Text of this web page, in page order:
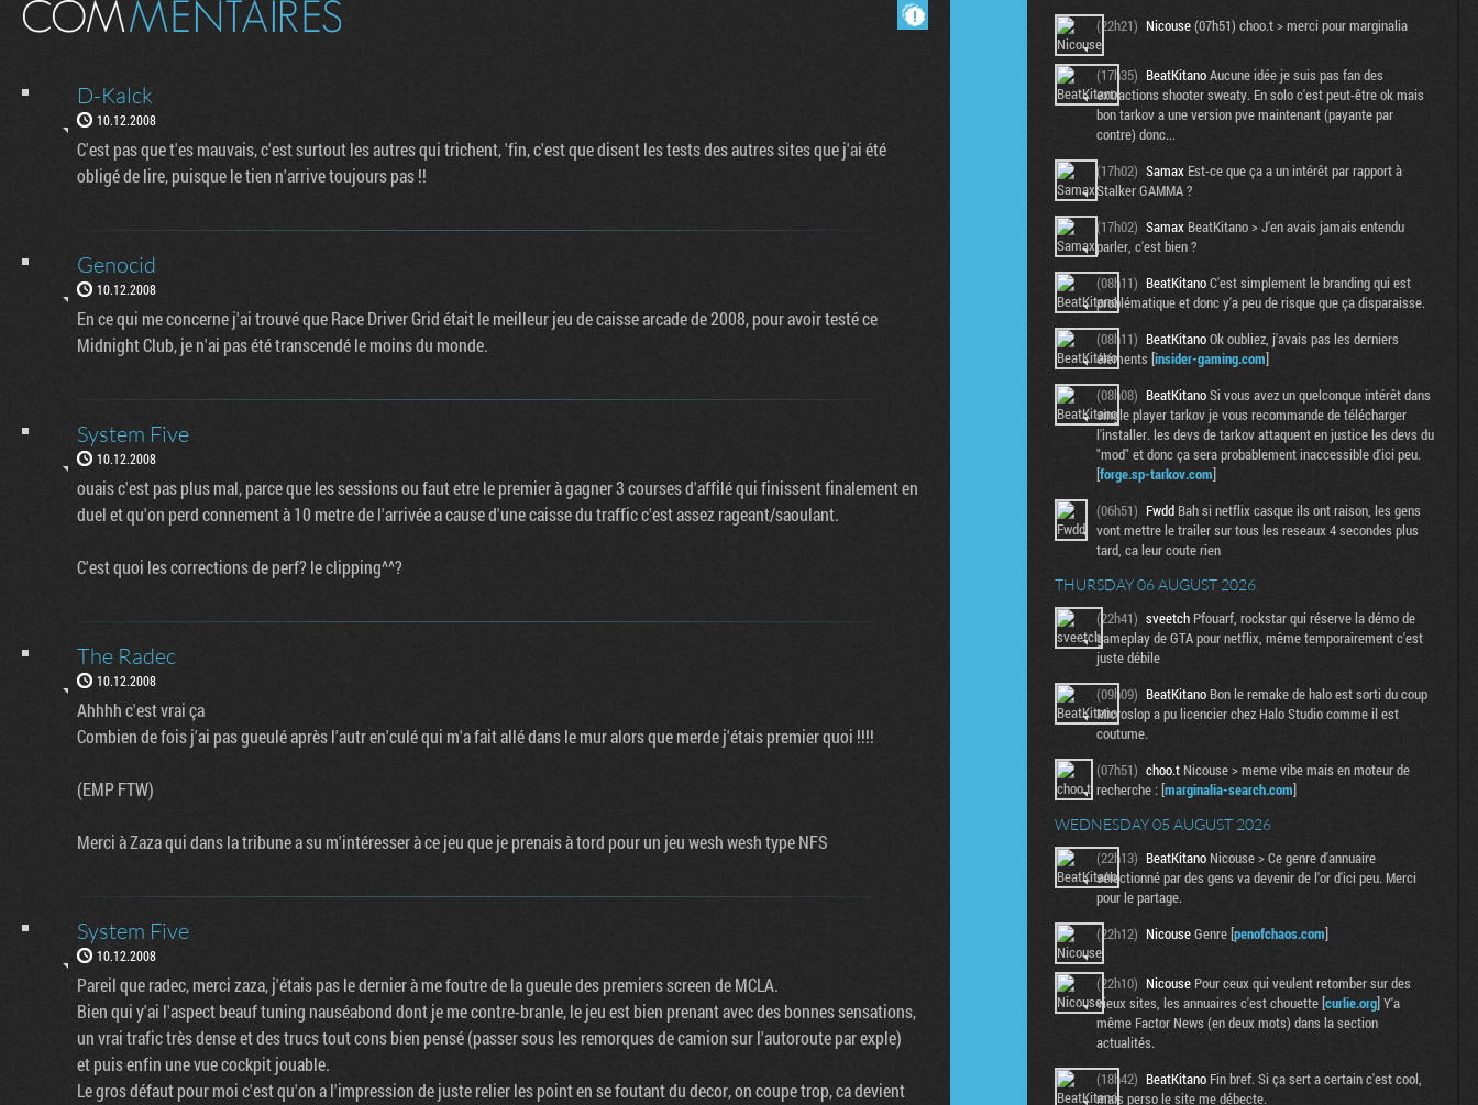
D-Kalck
10.12.2008
C'est pas que t'es mauvais, c'est surtout les autres qui trichent, 'fin, c'est que disent les tests des autres sites que j'ai été
obligé de lire, puisque le tien n'arrive toujours pas !!
Genocid
10.12.2008
En ce qui me concerne j'ai trouvé que Race Driver Grid était le meilleur jeu de caisse arcade de 2008, pour avoir testé ce
Midnight Club, je n'ai pas été transcendé le moins du monde.
System Five
10.12.2008
ouais c'est pas plus mal, parce que les sessions ou faut etre le premier à gagner 3 courses d'affilé qui finissent finalement en
duel et qu'on perd connement à 10 metre de l'arrivée a cause d'une caisse du traffic c'est assez rageant/saoulant.
C'est quoi les corrections de perf? le clipping^^?
The Radec
10.12.2008
Ahhhh c'est vrai ça
Combien de fois j'ai pas gueulé après l'autr en'culé qui m'a fait allé dans le mur alors que merde j'étais premier quoi !!!!
(EMP FTW)
Merci à Zaza qui dans la tribune a su m'intéresser à ce jeu que je prenais à tord pour un jeu wesh wesh type NFS
System Five
10.12.2008
Pareil que radec, merci zaza, j'étais pas le dernier à me foutre de la gueule des premiers screen de MCLA.
Bien qui y'ai l'aspect beauf tuning nauséabond dont je me contre-branle, le jeu est bien prenant avec des bonnes sensations,
un vrai trafic très dense et des trucs tout cons bien pensé (passer sous les remorques de camion sur l'autoroute par exple)
et puis enfin une vue cockpit jouable.
Le gros défaut pour moi c'est qu'on a l'impression de juste relier les point en se foutant du decor, on coupe trop, ca devient
(22h21) Nicouse(07h51) choo.t > merci pour marginalia
(17h35) BeatKitanoAucune idée je suis pas fan des
extractions shooter sweaty. En solo c'est peut-être ok mais
bon tarkov a une version pve maintenant (payante par
contre) donc...
(17h02) Samax Est-ce que ça a un intérêt par rapport à
Stalker GAMMA ?
(17h02) Samax BeatKitano > J'en avais jamais entendu
parler, c'est bien ?
(08h11) BeatKitanoC'est simplement le branding qui est
problématique et donc y'a peu de risque que ça disparaisse.
(08h11) BeatKitanoOk oubliez, j'avais pas les derniers
éléments [insider-gaming.com]
(08h08) BeatKitanoSi vous avez un quelconque intérêt dans
single player tarkov je vous recommande de télécharger
l'installer. les devs de tarkov attaquent en justice les devs du
"mod" et donc ça sera probablement inaccessible d'ici peu.
[forge.sp-tarkov.com]
(06h51) Fwdd Bah si netflix casque ils ont raison, les gens
vont mettre le trailer sur tous les reseaux 4 secondes plus
tard, ca leur coute rien
THURSDAY 06 AUGUST 2026
(22h41) sveetch Pfouarf, rockstar qui réserve la démo de
gameplay de GTA pour netflix, même temporairement c'est
juste débile
(09h09) BeatKitano Bon le remake de halo est sorti du coup
Microslop a pu licencier chez Halo Studio comme il est
coutume.
(07h51) choo.t Nicouse > meme vibe mais en moteur de
recherche : [marginalia-search.com]
WEDNESDAY 05 AUGUST 2026
(22h13) BeatKitano Nicouse > Ce genre d'annuaire
sélectionné par des gens va devenir de l'or d'ici peu. Merci
pour le partage.
(22h12) NicouseGenre [penofchaos.com]
(22h10) Nicouse Pour ceux qui veulent retomber sur des
vieux sites, les annuaires c'est chouette [curlie.org] Y'a
même Factor News (en deux mots) dans la section
actualités.
(18h42) BeatKitano Fin bref. Si ça sert a certain c'est cool,
mais perso le site me débecte.